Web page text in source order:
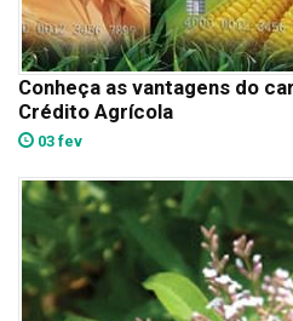
Conheça as vantagens do
Crédito Agrícola
03 fev